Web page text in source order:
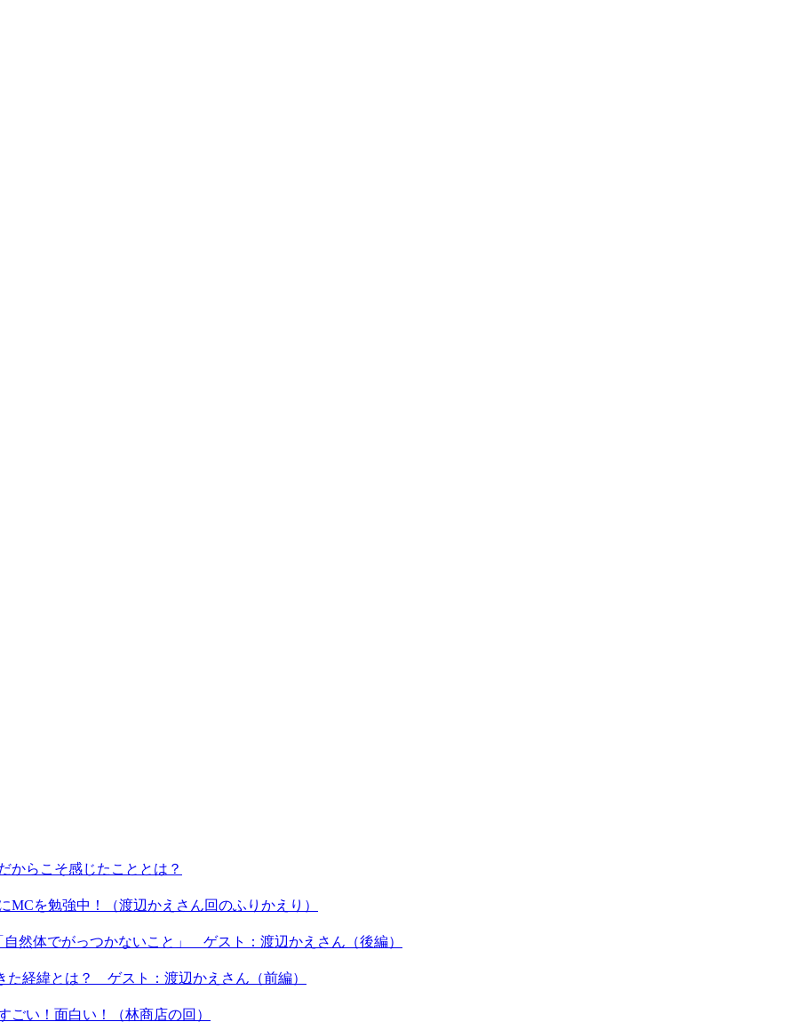
からこそ感じたこととは？
を勉強中！（渡辺かえさん回のふりかえり）
然体でがっつかないこと」 ゲスト：渡辺かえさん（後編）
た経緯とは？ ゲスト：渡辺かえさん（前編）
ごい！面白い！（林商店の回）